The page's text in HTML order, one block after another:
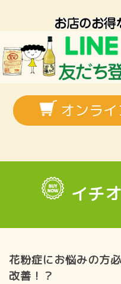
オンラ
イチ
花粉症にお悩みの方
改善！？